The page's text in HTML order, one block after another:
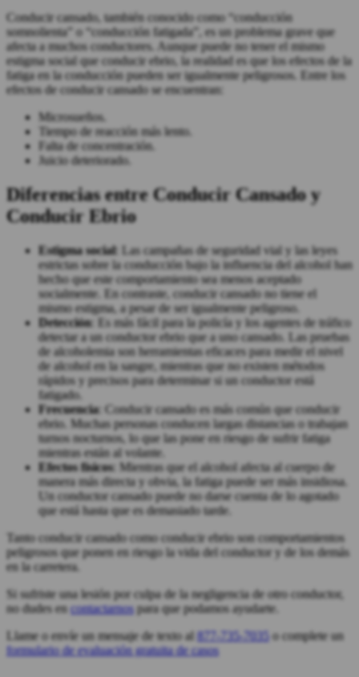
Conducir cansado, también conocido como “conducción
somnolienta” o “conducción fatigada”, es un problema grave que
afecta a muchos conductores. Aunque puede no tener el mismo
estigma social que conducir ebrio, la realidad es que los efectos de la
fatiga en la conducción pueden ser igualmente peligrosos. Entre los
efectos de conducir cansado se encuentran:
Microsueños.
Tiempo de reacción más lento.
Falta de concentración.
Juicio deteriorado.
Diferencias entre Conducir Cansado y
Conducir Ebrio
Estigma social: Las campañas de seguridad vial y las leyes
estrictas sobre la conducción bajo la influencia del alcohol han
hecho que este comportamiento sea menos aceptado
socialmente. En contraste, conducir cansado no tiene el
mismo estigma, a pesar de ser igualmente peligroso.
Detección: Es más fácil para la policía y los agentes de tráfico
detectar a un conductor ebrio que a uno cansado. Las pruebas
de alcoholemia son herramientas eficaces para medir el nivel
de alcohol en la sangre, mientras que no existen métodos
rápidos y precisos para determinar si un conductor está
fatigado.
Frecuencia: Conducir cansado es más común que conducir
ebrio. Muchas personas conducen largas distancias o trabajan
turnos nocturnos, lo que las pone en riesgo de sufrir fatiga
mientras están al volante.
Efectos físicos: Mientras que el alcohol afecta al cuerpo de
manera más directa y obvia, la fatiga puede ser más insidiosa.
Un conductor cansado puede no darse cuenta de lo agotado
que está hasta que es demasiado tarde.
Tanto conducir cansado como conducir ebrio son comportamientos
peligrosos que ponen en riesgo la vida del conductor y de los demás
en la carretera.
Si sufriste una lesión por culpa de la negligencia de otro conductor,
no dudes encontactarnospara que podamos ayudarte.
Llame o envíe un mensaje de texto al 877-735-7035
o complete un
formulario de evaluación gratuita de casos